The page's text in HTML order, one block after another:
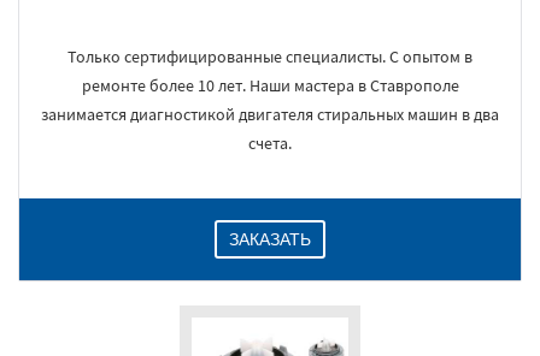
Только сертифицированные специалисты. С опытом в
ремонте более 10 лет. Наши мастера в Ставрополе
занимается диагностикой двигателя стиральных машин в два
счета.
ЗАКАЗАТЬ